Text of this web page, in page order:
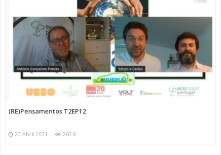
(RE)Pensamentos T2EP12
20 Abril 2021 260 K